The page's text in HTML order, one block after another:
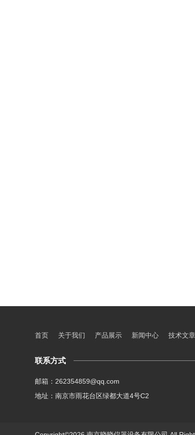
首页 关于我们 产品展示 新闻中心 技术文章
联系方式
邮箱：262354859@qq.com
地址：南京市雨花台区绿都大道4号C2